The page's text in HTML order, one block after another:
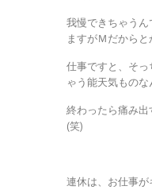
我慢できちゃうん
ますがＭだからと
仕事ですと、そ
ゃう能天気ものな
終わったら痛み
(笑)
連休は、お仕事